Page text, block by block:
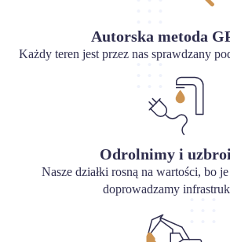
Autorska metoda
Każdy teren jest przez nas sprawdzany
Odrolnimy i
Nasze działki rosną na wartości, bo je
doprowadzamy